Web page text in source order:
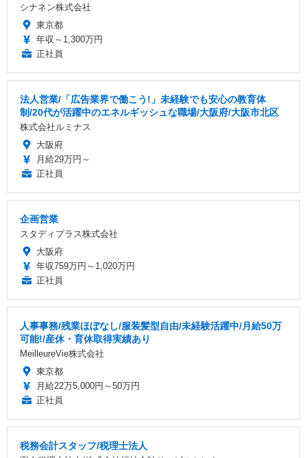
シナネン株式会社
東京都
年収～1,300万円
正社員
法人営業/「広告業界で働こう!」未経験でも安心の教育体
制/20代が活躍中のエネルギッシュな職場/大阪府/大阪市北区
株式会社ルミナス
大阪府
月給29万円～
正社員
企画営業
スタディプラス株式会社
大阪府
年収759万円～1,020万円
正社員
人事事務/残業ほぼなし/服装髪型自由/未経験活躍中/月給50万
可能!/産休・育休取得実績あり
MeilleureVie株式会社
東京都
月給22万5,000円～50万円
正社員
税務会計スタッフ/税理士法人